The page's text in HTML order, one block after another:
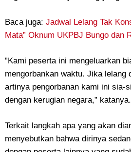
‎Baca juga: Jadwal Lelang Tak
Mata” Oknum UKPBJ Bungo dan
‎”Kami peserta ini mengeluarkan
mengorbankan waktu. Jika lelang
artinya pengorbanan kami ini sia-
dengan kerugian negara,” katanya.
‎Terkait langkah apa yang akan
menyebutkan bahwa dirinya